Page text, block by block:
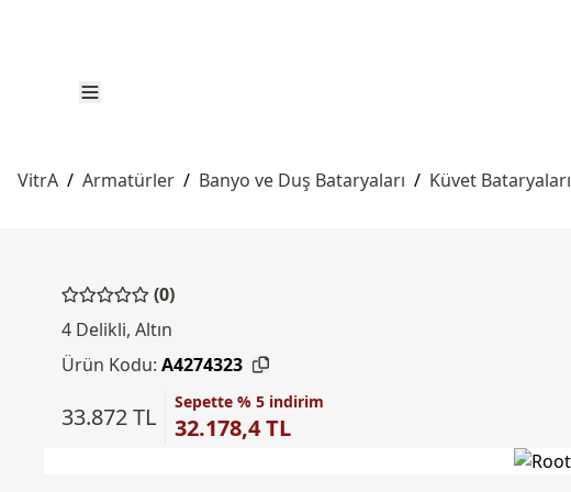
VitrA / Armatürler / Banyo ve Duş Bataryaları / Küvet Bataryaları
(0)
4 Delikli, Altın
Ürün Kodu: A4274323
33.872 TL
Sepette % 5 indirim
32.178,4 TL